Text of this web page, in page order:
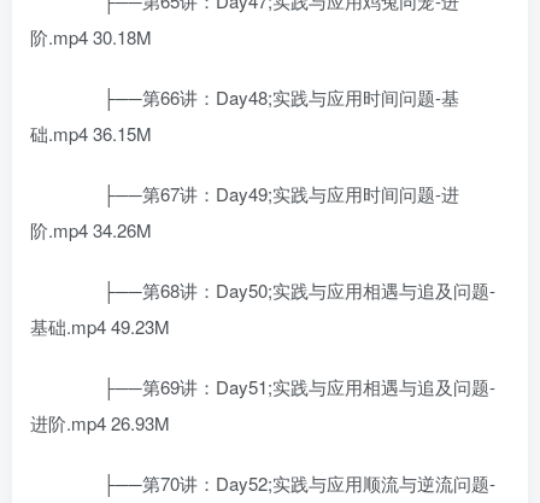
阶.mp4 30.18M
├──第66讲：Day48;实践与应用时间问题-基
础.mp4 36.15M
├──第67讲：Day49;实践与应用时间问题-进
阶.mp4 34.26M
├──第68讲：Day50;实践与应用相遇与追及问题-
基础.mp4 49.23M
├──第69讲：Day51;实践与应用相遇与追及问题-
进阶.mp4 26.93M
├──第70讲：Day52;实践与应用顺流与逆流问题-